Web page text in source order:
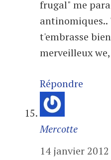
frugal" me
antinomiques..
t'embrasse
merveilleux
Répondre
Mercotte
14 janvier